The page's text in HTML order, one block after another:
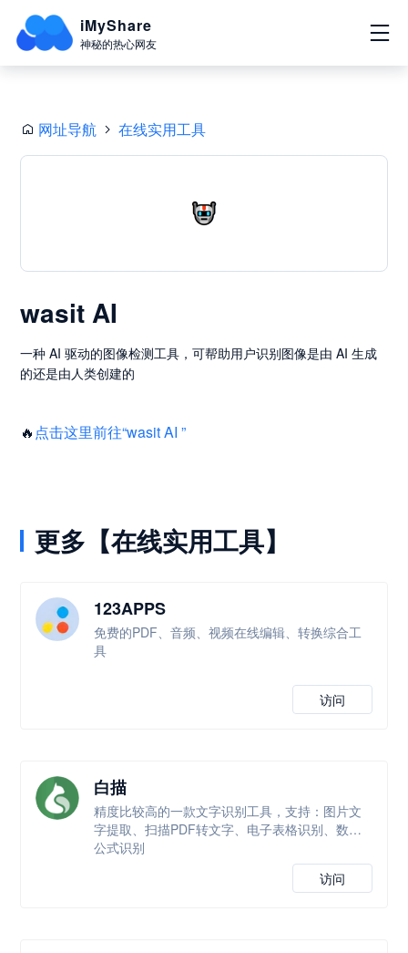
iMyShare
神秘的热心网友
网址导航 在线实用工具
wasit AI
一种 AI 驱动的图像检测工具，可帮助用户识别图像是由 AI 生成
的还是由人类创建的
🔥 点击这里前往“wasit AI ”
更多【在线实用工具】
123APPS
免费的PDF、音频、视频在线编辑、转换综合工
具
访问
白描
精度比较高的一款文字识别工具，支持：图片文
字提取、扫描PDF转文字、电子表格识别、数学
公式识别
访问